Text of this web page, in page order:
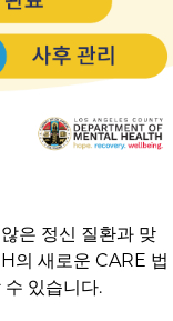
은 정신 질환과 맞
의 새로운 CARE 법
수 있습니다.